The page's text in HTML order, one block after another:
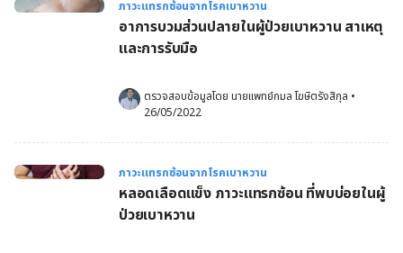
ภาวะแทรกซ้อนจากโรคเบาหวาน
อาการบวมส่วนปลายในผู้ป่วยเบาหวาน สาเหตุ
และการรับมือ
ตรวจสอบข้อมูลโดย นายแพทย์กมล โฆษิตรังสิกุล •
26/05/2022
ภาวะแทรกซ้อนจากโรคเบาหวาน
หลอดเลือดแข็ง ภาวะแทรกซ้อน ที่พบบ่อยในผู้
ป่วยเบาหวาน